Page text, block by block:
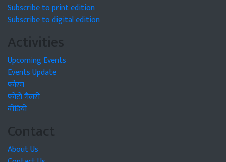
Subscribe to print edition
Subscribe to digital edition
Activities
Upcoming Events
Events Update
फोरम
फोटो गैलरी
वीडियो
Contact
About Us